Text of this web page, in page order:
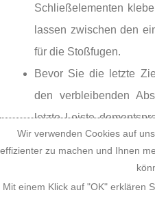
Schließelementen
lassen zwischen den
für die Stoßfugen.
Bevor Sie die letzte
den verbleibenden
letzte Leiste
beidseitig auf
entfernen Sie den
Wir verwenden Cookies auf
effizienter zu machen und Ihnen
Mit einem Klick auf "OK" erklären